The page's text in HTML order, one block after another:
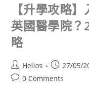
【升學攻略
英國醫學院
略
Helios 27/05/
0 Comments